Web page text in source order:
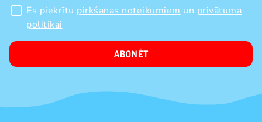
Es piekrītu pirkšanas noteikumiem un privātuma
politikai
ABONĒT